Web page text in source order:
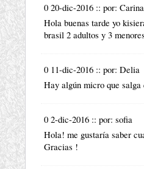
0 20-dic-2016 :: por: Carina
Hola buenas tarde yo
brasil 2 adultos y 3 menores
0 11-dic-2016 :: por: Delia
Hay algún micro que salga
0 2-dic-2016 :: por: sofia
Hola! me gustaría saber
Gracias !